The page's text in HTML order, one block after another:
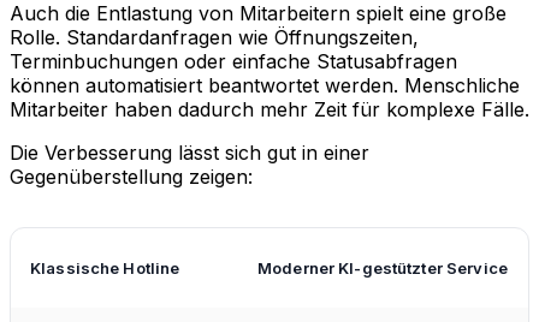
Auch die Entlastung von Mitarbeitern spielt eine große
Rolle. Standardanfragen wie Öffnungszeiten,
Terminbuchungen oder einfache Statusabfragen
können automatisiert beantwortet werden. Menschliche
Mitarbeiter haben dadurch mehr Zeit für komplexe Fälle.
Die Verbesserung lässt sich gut in einer
Gegenüberstellung zeigen:
Klassische Hotline Moderner KI-gestützter Service